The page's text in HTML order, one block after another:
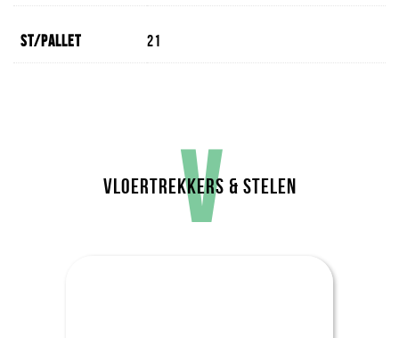
St/pallet 21
V
VLOERTREKKERS & STELEN